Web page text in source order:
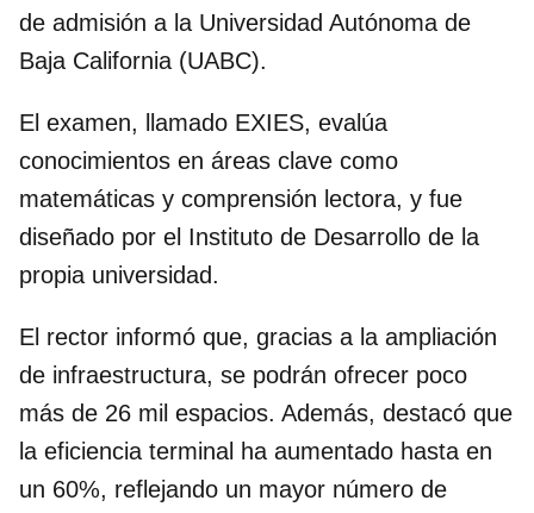
de admisión a la Universidad Autónoma de
Baja California (UABC).
El examen, llamado EXIES, evalúa
conocimientos en áreas clave como
matemáticas y comprensión lectora, y fue
diseñado por el Instituto de Desarrollo de la
propia universidad.
El rector informó que, gracias a la ampliación
de infraestructura, se podrán ofrecer poco
más de 26 mil espacios. Además, destacó que
la eficiencia terminal ha aumentado hasta en
un 60%, reflejando un mayor número de